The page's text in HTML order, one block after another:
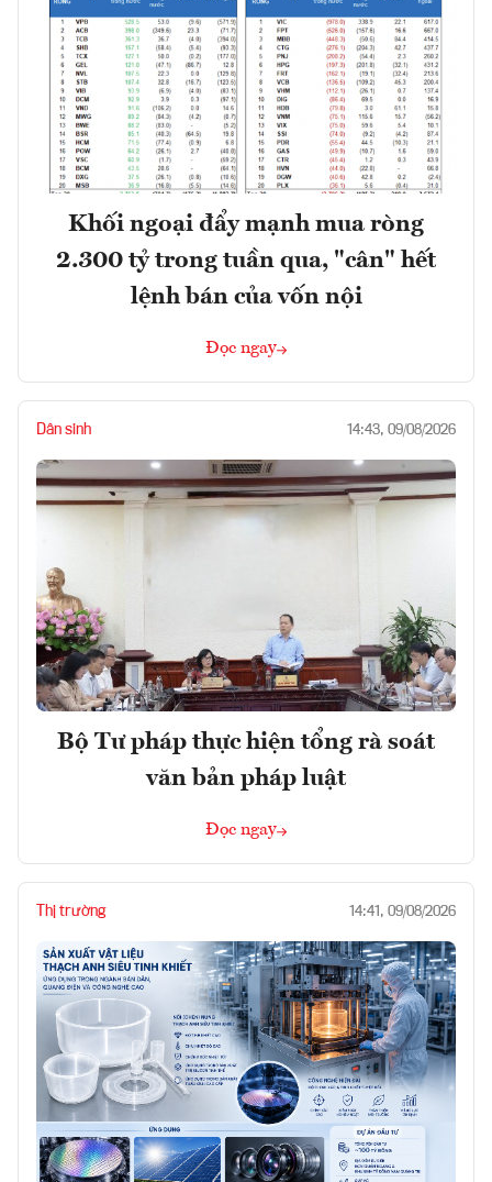
Khối ngoại đẩy mạnh mua ròng
2.300 tỷ trong tuần qua, "cân" hết
lệnh bán của vốn nội
Đọc ngay
Dân sinh 14:43, 09/08/2026
Bộ Tư pháp thực hiện tổng rà soát
văn bản pháp luật
Đọc ngay
Thị trường 14:41, 09/08/2026